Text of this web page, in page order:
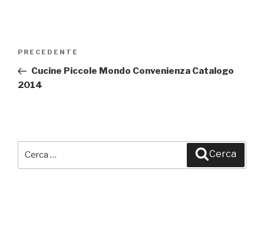
Navigazione
Articolo
precedente:
PRECEDENTE
Cucine Piccole Mondo Convenienza Catalogo
2014
Cerca